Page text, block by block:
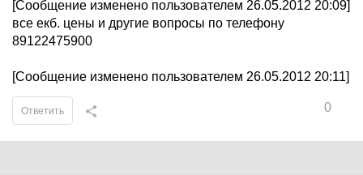
[Сообщение изменено пользователем 26.05.2012 20:09]
все екб. цены и другие вопросы по телефону
89122475900
[Сообщение изменено пользователем 26.05.2012 20:11]
0
Ответить